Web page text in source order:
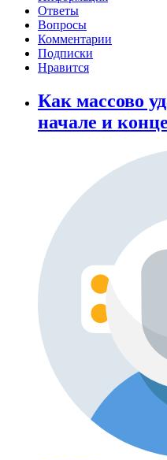
Ответы
Вопросы
Комментарии
Подписки
Нравится
Как массово
начале и